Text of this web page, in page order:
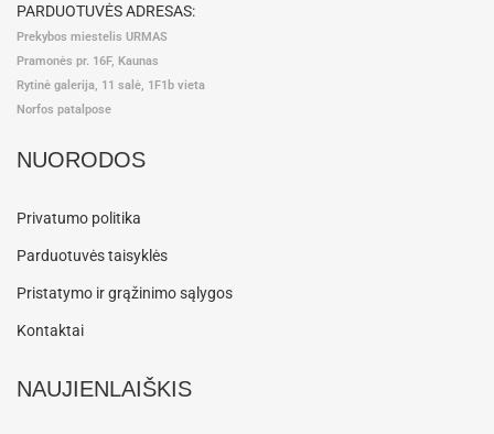
PARDUOTUVĖS ADRESAS:
Prekybos miestelis URMAS
Pramonės pr. 16F, Kaunas
Rytinė galerija, 11 salė, 1F1b vieta
Norfos patalpose
NUORODOS
Privatumo politika
Parduotuvės taisyklės
Pristatymo ir grąžinimo sąlygos
Kontaktai
NAUJIENLAIŠKIS